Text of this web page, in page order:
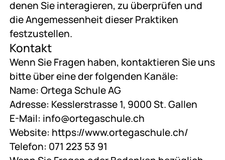
denen Sie interagieren, zu überprüfen und
die Angemessenheit dieser Praktiken
festzustellen.
Kontakt
Wenn Sie Fragen haben, kontaktieren Sie uns
bitte über eine der folgenden Kanäle:
Name: Ortega Schule AG
Adresse: Kesslerstrasse 1, 9000 St. Gallen
E-Mail: info@ortegaschule.ch
Website: https://www.ortegaschule.ch/
Telefon: 071 223 53 91